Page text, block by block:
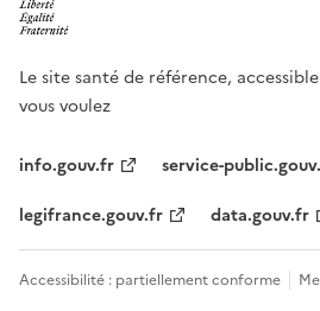
Le site santé de référence,
vous voulez
info.gouv.fr
service-
legifrance.gouv.fr
data.gouv.fr
Accessibilité : partiellement conforme